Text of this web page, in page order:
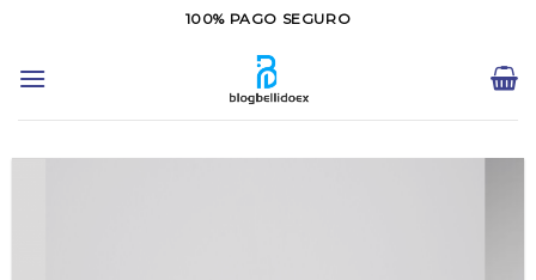
contenido
100% PAGO SEGURO